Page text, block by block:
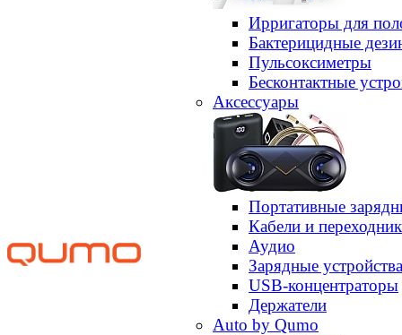
Ирригаторы для
Бактерицидные
Пульсоксиметры
Бесконтактные
Аксессуары
Портативные
Кабели и
Аудио
Зарядные устройства
USB-концентраторы
Держатели
Auto by Qumo